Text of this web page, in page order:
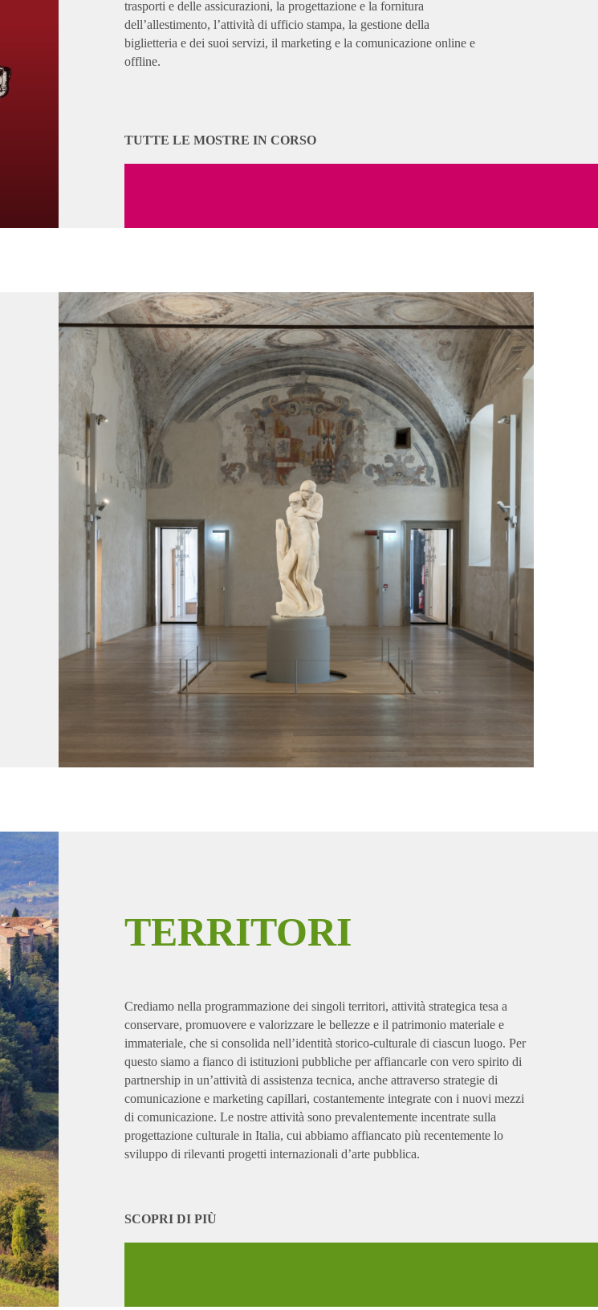
24 SET 2026 – 31 GEN 2027
trasporti e delle assicurazioni, la progettazione e la fornitura
dell’allestimento, l’attività di ufficio stampa, la gestione della
biglietteria e dei suoi servizi, il marketing e la comunicazione online e
offline.
TUTTE LE MOSTRE IN CORSO
TERRITORI
Crediamo nella programmazione dei singoli territori, attività strategica tesa a
conservare, promuovere e valorizzare le bellezze e il patrimonio materiale e
immateriale, che si consolida nell’identità storico-culturale di ciascun luogo. Per
questo siamo a fianco di istituzioni pubbliche per affiancarle con vero spirito di
partnership in un’attività di assistenza tecnica, anche attraverso strategie di
comunicazione e marketing capillari, costantemente integrate con i nuovi mezzi
di comunicazione. Le nostre attività sono prevalentemente incentrate sulla
progettazione culturale in Italia, cui abbiamo affiancato più recentemente lo
sviluppo di rilevanti progetti internazionali d’arte pubblica.
SCOPRI DI PIÙ